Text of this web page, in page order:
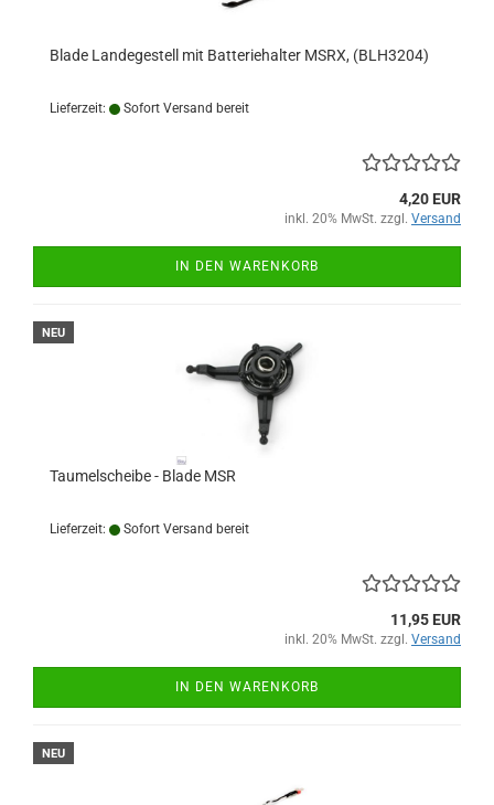
Blade Landegestell mit Batteriehalter MSRX, (BLH3204)
Lieferzeit: Sofort Versand bereit
4,20 EUR
inkl. 20% MwSt. zzgl. Versand
IN DEN WARENKORB
NEU
Taumelscheibe - Blade MSR
Lieferzeit: Sofort Versand bereit
11,95 EUR
inkl. 20% MwSt. zzgl. Versand
IN DEN WARENKORB
NEU